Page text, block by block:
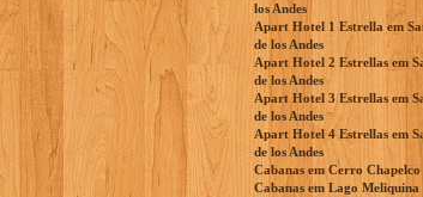
los Andes
Apart Hotel 1 Estrella em
de los Andes
Apart Hotel 2 Estrellas em
de los Andes
Apart Hotel 3 Estrellas em
de los Andes
Apart Hotel 4 Estrellas em
de los Andes
Cabanas em Cerro Chapelco
Cabanas em Lago Meliquina